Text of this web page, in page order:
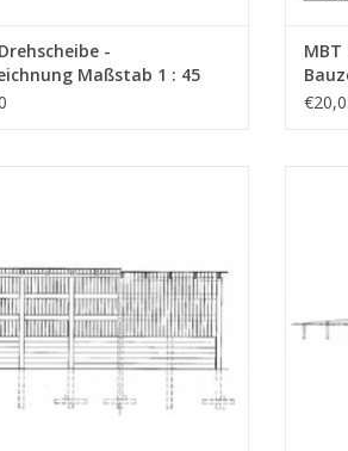
-
Maßstab 1 : 45